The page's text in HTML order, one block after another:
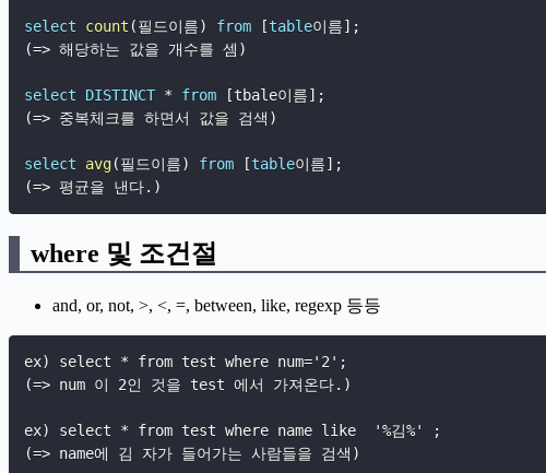
select count (필드이름) from [table이름] ;
(=> 해당하는 값을 개수를 셈 )
select DISTINCT * from [tbale이름] ;
(=> 중복체크를 하면서 값을 검색 )
select avg(필드이름) from [table이름] ;
(=> 평균을 낸다. )
where 및 조건절
and, or, not, >, <, =, between, like, regexp 등등
ex) select * from test where num='2' ;
(=> num 이 2인 것을 test 에서 가져온다. )
ex) select * from test where name like '%김%'
;
(=> name에 김 자가 들어가는 사람들을 검색 )